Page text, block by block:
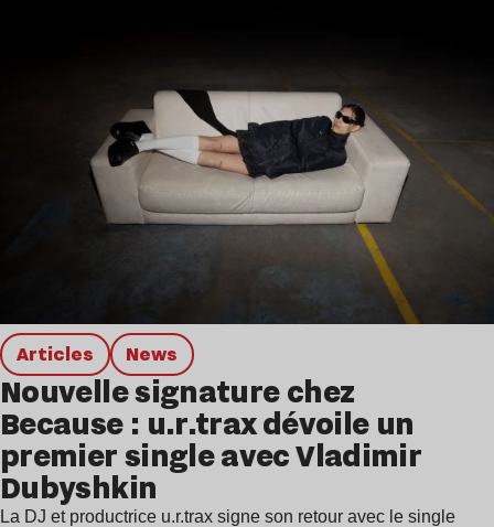
Articles news
Nouvelle signature chez
Because : u.r.trax dévoile un
premier single avec Vladimir
Dubyshkin
La DJ et productrice u.r.trax signe son retour avec le single